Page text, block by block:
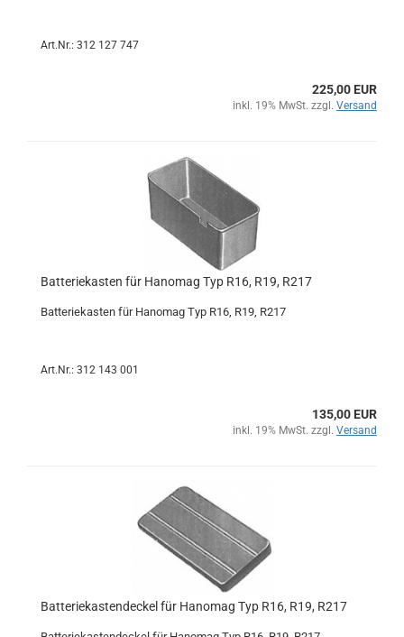
Art.Nr.: 312 127 747
225,00 EUR
inkl. 19% MwSt. zzgl. Versand
Batteriekasten für Hanomag Typ R16, R19, R217
Batteriekasten für Hanomag Typ R16, R19, R217
Art.Nr.: 312 143 001
135,00 EUR
inkl. 19% MwSt. zzgl. Versand
Batteriekastendeckel für Hanomag Typ R16, R19, R217